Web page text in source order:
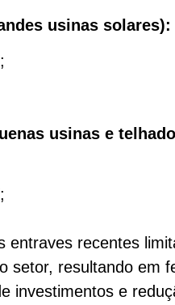
usinas solares):
usinas e
entraves recentes
setor, resultando em
investimentos e